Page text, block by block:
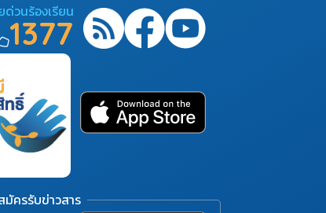
ด่วนร้องเรียน
1377
มัครรับข่าวสาร